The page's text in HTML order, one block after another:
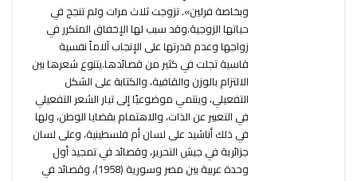
وبخاصة فرلين». تزوجت ثلاث مرات ولم تنجح في
حياتها الزوجية.وقد سبب لها الإخفاق المتكرر في
زواجها وعدم قدرتها على الإنجاب آلاماً نفسية
قاسية تجلت في كثير من قصائدها.يتنوع شعرها بين
الالتزام بالوزن والقافية، والكتابة على الشكل
التفعيلي، وينتمي موضوعيًا إلى تيار الشعر التفعيلي
في التعبير عن الذات، والاهتمام بقضايا الوطن، ولها
في ذلك أناشيد على لسان أم فلسطينية، وعلى لسان
جزائرية في جيش التحرير، وقصائد في تمجيد أول
وحدة عربية بين مصر وسورية (1958)، وقصائد في